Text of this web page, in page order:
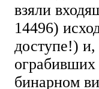
взяли
14496)
доступе!)
бинарном